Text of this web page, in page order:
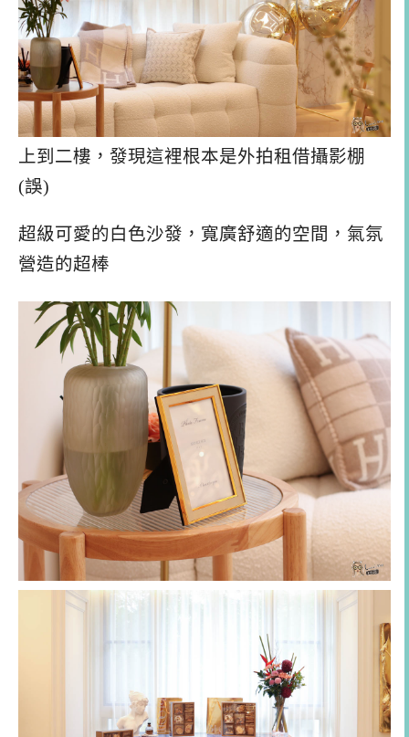
上到二樓，發現這裡根本是外拍租借攝影棚
(誤)
超級可愛的白色沙發，寬廣舒適的空間，氣氛
營造的超棒